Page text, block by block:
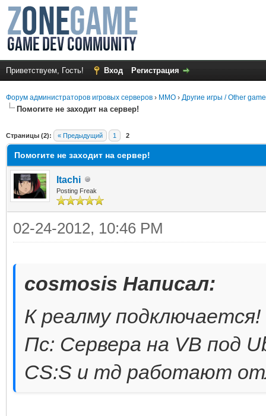
Приветствуем, Гость! Вход Регистрация
Форум администраторов игровых серверов › MMO › Другие игры / Other
Помогите не заходит на сервер!
Страницы (2): « Предыдущий 1 2
Помогите не заходит на сервер!
Itachi
Posting Freak
02-24-2012, 10:46 PM
cosmosis Написал:
К реалму подключается!
Пс: Сервера на VB под
CS:S и тд работают